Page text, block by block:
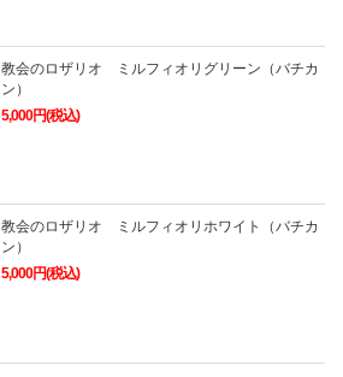
教会のロザリオ ミルフィオリグリーン（バチカ
ン）
5,000円(税込)
教会のロザリオ ミルフィオリホワイト（バチカ
ン）
5,000円(税込)